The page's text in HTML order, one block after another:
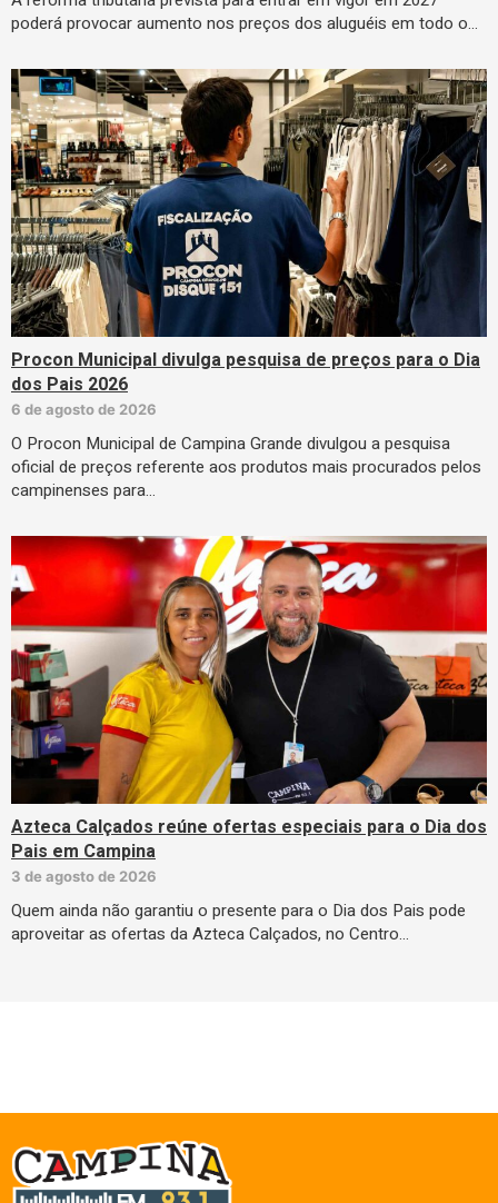
poderá provocar aumento nos preços dos aluguéis em todo o…
Procon Municipal divulga pesquisa de preços para o Dia
dos Pais 2026
6 de agosto de 2026
O Procon Municipal de Campina Grande divulgou a pesquisa
oficial de preços referente aos produtos mais procurados pelos
campinenses para…
Azteca Calçados reúne ofertas especiais para o Dia dos
Pais em Campina
3 de agosto de 2026
Quem ainda não garantiu o presente para o Dia dos Pais pode
aproveitar as ofertas da Azteca Calçados, no Centro…